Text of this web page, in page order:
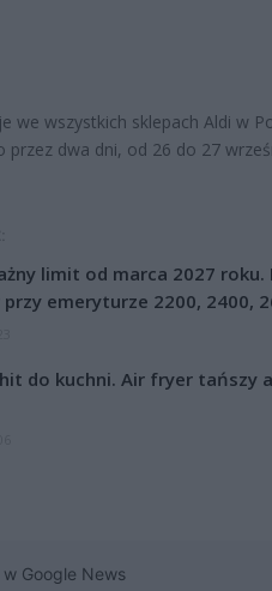
we wszystkich sklepach Aldi w
przez dwa dni, od 26 do 27
limit od marca 2027 roku.
emeryturze 2200, 2400,
do kuchni. Air fryer tańszy
Google News